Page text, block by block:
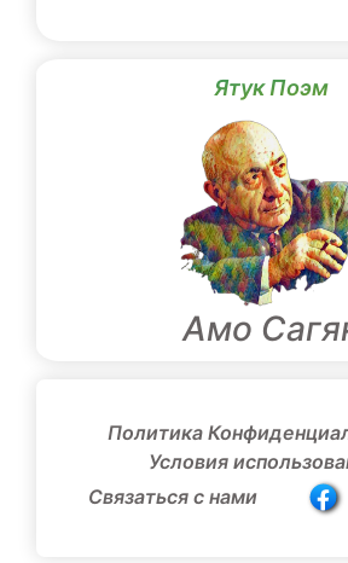
Ятук Поэм
Амо
Политика
Условия
Связаться с нами